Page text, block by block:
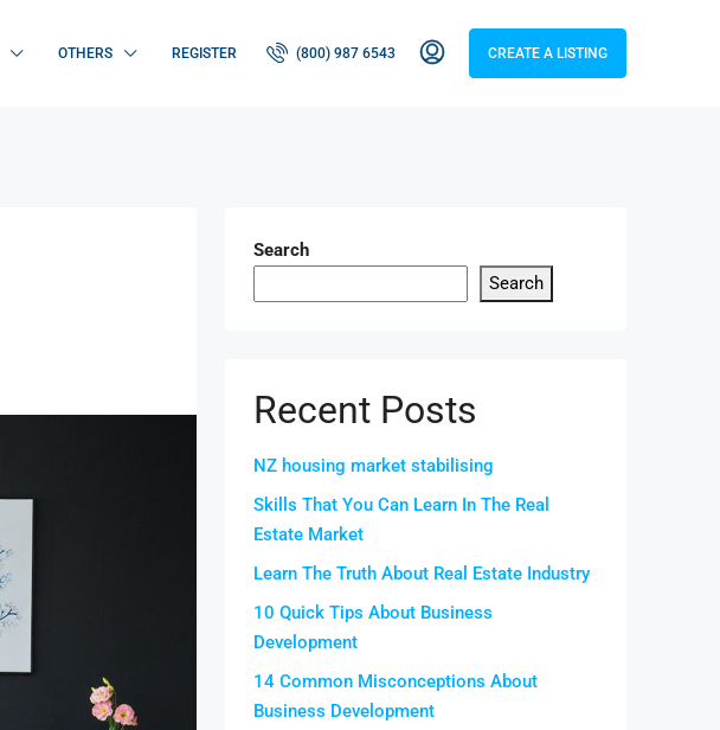
OTHERS REGISTER (800) 987 6543 CREATE A LISTING
Search
Search
Recent Posts
NZ housing market stabilising
Skills That You Can Learn In The Real
Estate Market
Learn The Truth About Real Estate Industry
10 Quick Tips About Business
Development
14 Common Misconceptions About
Business Development